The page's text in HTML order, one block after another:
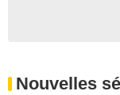
Nouvelles